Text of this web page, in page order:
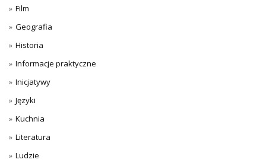
Film
Geografia
Historia
Informacje praktyczne
Inicjatywy
Języki
Kuchnia
Literatura
Ludzie